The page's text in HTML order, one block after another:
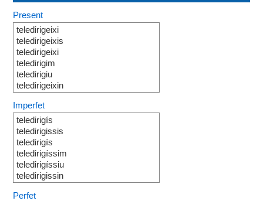
Present
teledirigeixi
teledirigeixis
teledirigeixi
teledirigim
teledirigiu
teledirigeixin
Imperfet
teledirigís
teledirigissis
teledirigís
teledirigíssim
teledirigíssiu
teledirigissin
Perfet